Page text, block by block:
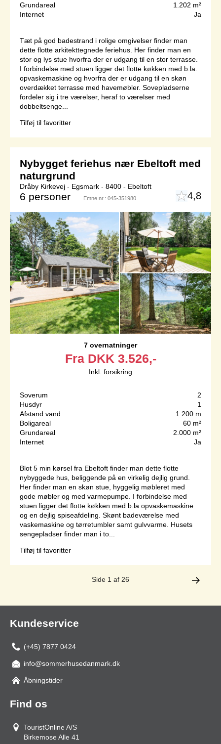
Grundareal
1.202 m²
Internet
Ja
Tæt på god badestrand i rolige omgivelser finder man
dette flotte arkitekttegnede feriehus. Her finder man en
stor og lys stue hvorfra der er udgang til en stor terrasse.
I forbindelse med stuen ligger det flotte køkken med b.la.
opvaskemaskine og hvorfra der er udgang til en skøn
overdækket terrasse med havemøbler. Sovepladserne
fordeler sig i tre værelser, heraf to værelser med
dobbeltsenge...
Tilføj til favoritter
Nybygget feriehus nær Ebeltoft med
naturgrund
Dråby Kirkevej - Egsmark - 8400 - Ebeltoft
6 personer Emne nr.: 045-351980 4,8
7 overnatninger
Fra DKK 3.526,-
Inkl. forsikring
Soverum
2
Husdyr
1
Afstand vand
1.200 m
Boligareal
60 m²
Grundareal
2.000 m²
Internet
Ja
Blot 5 min kørsel fra Ebeltoft finder man dette flotte
nybyggede hus, beliggende på en virkelig dejlig grund.
Her finder man en skøn stue, hyggelig møbleret med
gode møbler og med varmepumpe. I forbindelse med
stuen ligger det flotte køkken med b.la opvaskemaskine
og en dejlig spiseafdeling. Skønt badeværelse med
vaskemaskine og tørretumbler samt gulvvarme. Husets
sengepladser finder man i to...
Tilføj til favoritter
Side 1 af 26
Kundeservice
(+45) 7877 0424
info@sommerhusedanmark.dk
Åbningstider
Find os
TouristOnline A/S
Birkemose Alle 41